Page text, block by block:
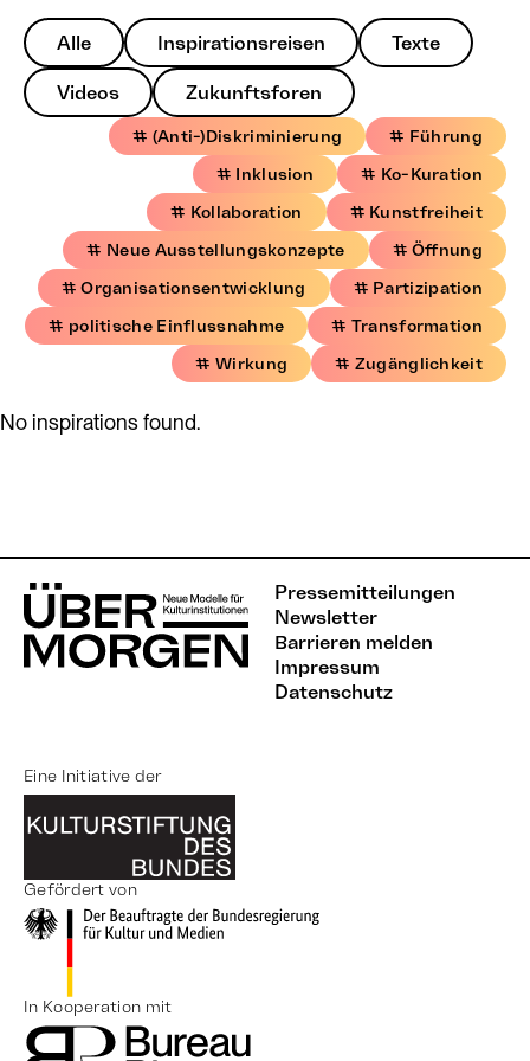
Alle Inspirationsreisen Texte
Videos Zukunftsforen
# (Anti-)Diskriminierung
# Führung
# Inklusion
# Ko-Kuration
# Kollaboration
# Kunstfreiheit
# Neue Ausstellungskonzepte
# Öffnung
# Organisationsentwicklung
# Partizipation
# politische Einflussnahme
# Transformation
# Wirkung
# Zugänglichkeit
No inspirations found.
Pressemitteilungen
Newsletter
Barrieren melden
Impressum
Datenschutz
Eine Initiative der
Gefördert von
In Kooperation mit